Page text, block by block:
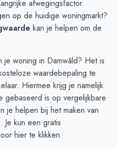
afwegingsfactor.
op de huidige woningmarkt?
kan je helpen om de
woning in Damwâld? Het is
waardebepaling te
Hiermee krijg je namelijk
gebaseerd is op vergelijkbare
je helpen bij het maken van
kun een gratis
hier te klikken.